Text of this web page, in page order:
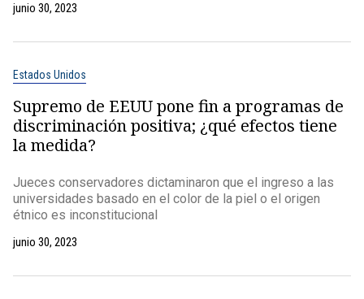
junio 30, 2023
Estados Unidos
Supremo de EEUU pone fin a programas de
discriminación positiva; ¿qué efectos tiene
la medida?
Jueces conservadores dictaminaron que el ingreso a las
universidades basado en el color de la piel o el origen
étnico es inconstitucional
junio 30, 2023